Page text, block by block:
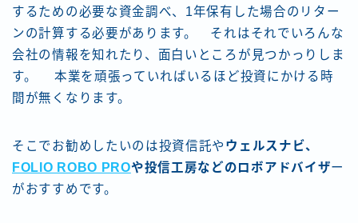
するための必要な資金調べ、1年保有した場合のリター
ンの計算する必要があります。 それはそれでいろんな
会社の情報を知れたり、面白いところが見つかっりしま
す。 本業を頑張っていればいるほど投資にかける時
間が無くなります。
そこでお勧めしたいのは投資信託や ウェルスナビ、
FOLIO ROBO PROや投信工房などのロボアドバイザー
がおすすめです。